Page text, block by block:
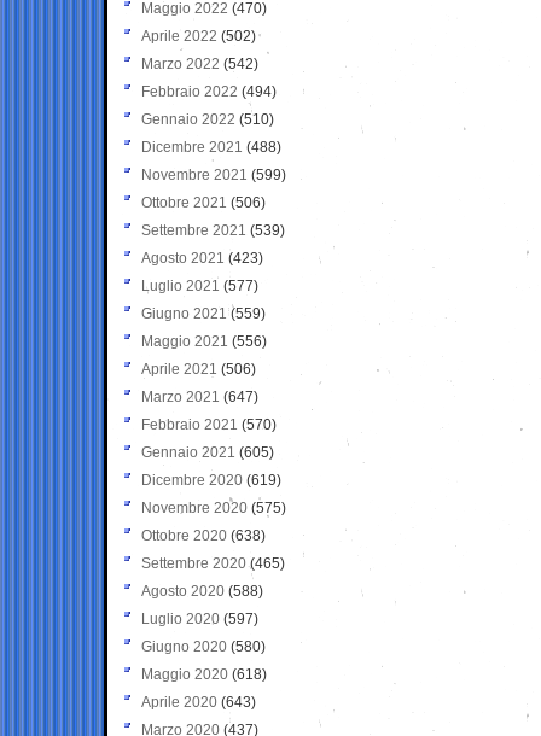
Maggio 2022 (470)
Aprile 2022 (502)
Marzo 2022 (542)
Febbraio 2022 (494)
Gennaio 2022 (510)
Dicembre 2021 (488)
Novembre 2021 (599)
Ottobre 2021 (506)
Settembre 2021 (539)
Agosto 2021 (423)
Luglio 2021 (577)
Giugno 2021(559)
Maggio 2021 (556)
Aprile 2021 (506)
Marzo 2021 (647)
Febbraio 2021 (570)
Gennaio 2021 (605)
Dicembre 2020 (619)
Novembre 2020 (575)
Ottobre 2020 (638)
Settembre 2020(465)
Agosto 2020 (588)
Luglio 2020 (597)
Giugno 2020 (580)
Maggio 2020 (618)
Aprile 2020 (643)
Marzo 2020 (437)